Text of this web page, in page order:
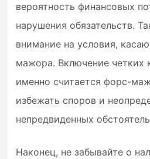
вероятность финансовых
нарушения обязательств.
внимание на условия,
мажора. Включение четких
именно считается форс-
избежать споров и
непредвиденных
Наконец, не забывайте о